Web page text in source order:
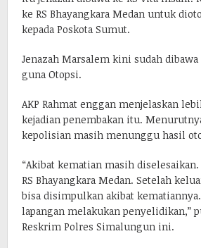
ke RS Bhayangkara Medan untuk
kepada Poskota Sumut.
Jenazah Marsalem kini sudah dibawa
guna Otopsi.
AKP Rahmat enggan menjelaskan
kejadian penembakan itu.
kepolisian masih menunggu hasil
“Akibat kematian masih
RS Bhayangkara Medan. Setelah
bisa disimpulkan akibat
lapangan melakukan penyelidikan,”
Reskrim Polres Simalungun ini.